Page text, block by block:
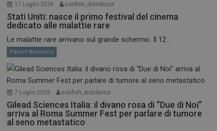
17 Luglio 2026 ironfish_distributor
Stati Uniti: nasce il primo festival del cinema
dedicato alle malattie rare
Le malattie rare arrivano sul grande schermo. Il 12...
Patient Advocacy
7 Luglio 2026 ironfish_distributor
Gilead Sciences Italia: il divano rosa di “Due di Noi”
arriva al Roma Summer Fest per parlare di tumore
al seno metastatico